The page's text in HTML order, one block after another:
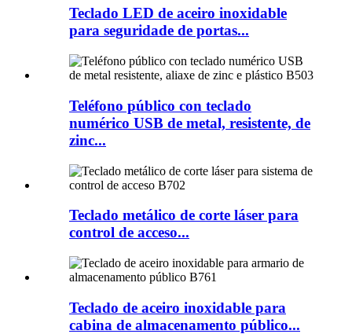
Teclado LED de aceiro inoxidable
para seguridade de portas...
Teléfono público con teclado
numérico USB de metal, resistente, de
zinc...
Teclado metálico de corte láser para
control de acceso...
Teclado de aceiro inoxidable para
cabina de almacenamento público...